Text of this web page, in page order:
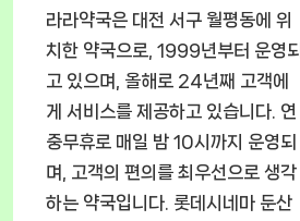
라라약국은 대전 서구 월평동에 위
치한 약국으로, 1999년부터 운영되
고 있으며, 올해로 24년째 고객에
게 서비스를 제공하고 있습니다. 연
중무휴로 매일 밤 10시까지 운영되
며, 고객의 편의를 최우선으로 생각
하는 약국입니다. 롯데시네마 둔산